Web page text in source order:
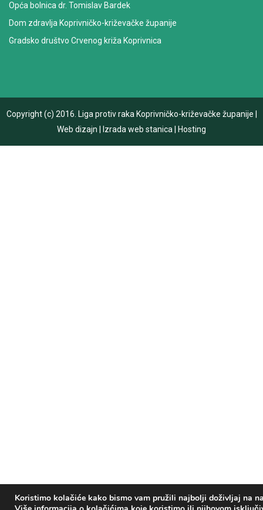
Koristimo kolačiće kako bismo vam pružili najbolji doživljaj na
Opća bolnica dr. Tomislav Bardek
Dom zdravlja Koprivničko-križevačke županije
Gradsko društvo Crvenog križa Koprivnica
Copyright (c) 2016. Liga protiv raka Koprivničko-križevačke županije
Web dizajn
Izrada web stanica Hosting